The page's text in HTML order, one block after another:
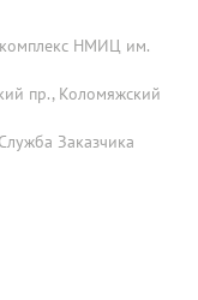
НМИЦ им.
пр., Коломяжский
Заказчика